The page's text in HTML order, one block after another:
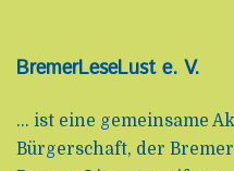
BremerLeseLust e. V.
... ist eine gemeinsame
Bürgerschaft, der